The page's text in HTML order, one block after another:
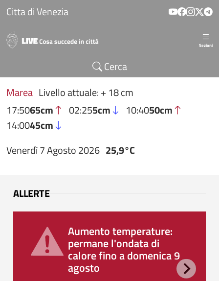
Salta al contenuto principale
Citta di Venezia
Sezioni
Cerca
Marea Livello attuale: + 18 cm
17:5065cm 02:255cm 10:4050cm
14:0045cm
Venerdì 7 Agosto 2026 25,9°C
ALLERTE
Aumento temperature:
permane l'ondata di
calore fino a domenica 9
agosto